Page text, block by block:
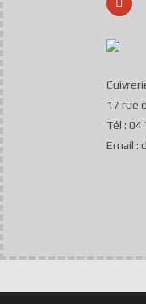
17 rue
Tél : 04
Email :